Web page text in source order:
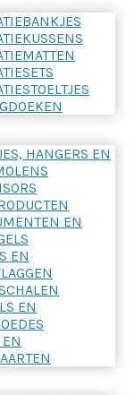
HANGERS EN
EN
EN
EN